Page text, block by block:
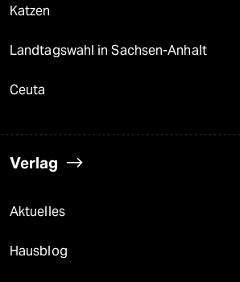
Katzen
Landtagswahl in Sachsen-Anhalt
Ceuta
Verlag
Aktuelles
Hausblog